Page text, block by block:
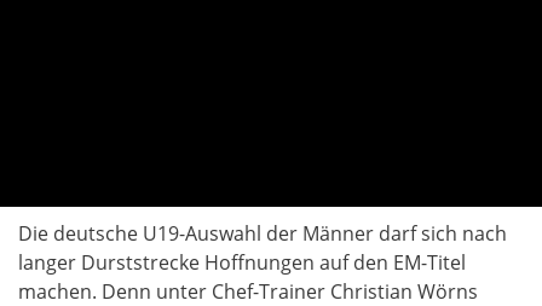
Die deutsche U19-Auswahl der Männer darf sich nach
langer Durststrecke Hoffnungen auf den EM-Titel
machen. Denn unter Chef-Trainer Christian Wörns